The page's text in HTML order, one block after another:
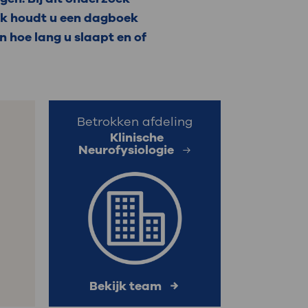
: naar uw dossier
houdt u een dagboek
hoe lang u slaapt en of
Betrokken afdeling
Klinische
Neurofysiologie
Bekijk team